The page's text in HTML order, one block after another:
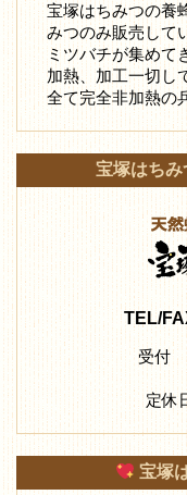
宝塚はちみつの養
みつのみ販売して
ミツバチが集めて
加熱、加工一切し
全て完全非加熱の
宝塚はちみ
TEL/
受付
定休
宝塚